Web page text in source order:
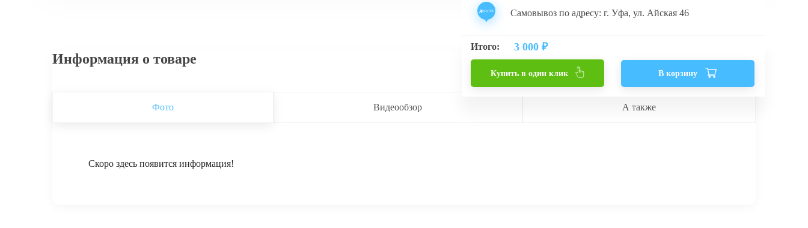
Самовывоз по адресу: г. Уфа, ул. Айская 46
Итого: 3 000 ₽
Купить в один клик В корзину
Информация о товаре
Фото Видеообзор А также
Скоро здесь появится информация!